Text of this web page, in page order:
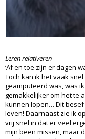
Leren relativeren
‘Af en toe zijn er dagen
Toch kan ik het vaak
geamputeerd was, was
gemakkelijker om het te
kunnen lopen… Dit
leven! Daarnaast zie ik
vrij snel in dat er veel
mijn been missen, maar